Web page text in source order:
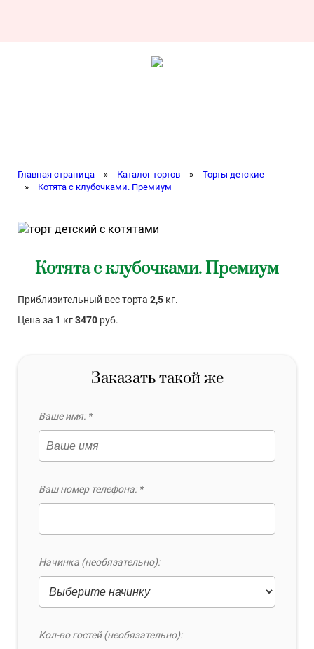
Главная страница » Каталог тортов »
Торты детские
»
Котята с клубочками. Премиум
Котята с клубочками. Премиум
Приблизительный вес торта 2,5 кг.
Цена за 1 кг3470 руб.
Заказать такой же
Ваше имя: *
Ваш номер телефона: *
Начинка (необязательно):
Кол-во гостей (необязательно):